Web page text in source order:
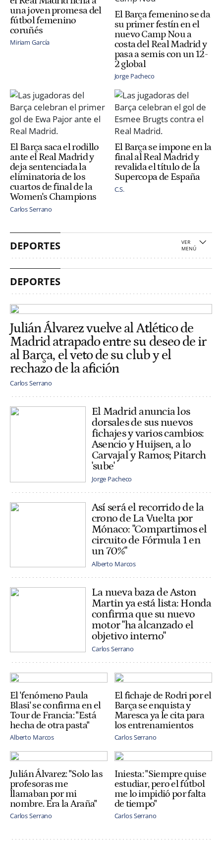
una joven promesa del
fútbol femenino
coruñés
Miriam García
El Barça femenino se da
su primer festín en el
nuevo Camp Nou a
costa del Real Madrid y
pasa a semis con un 12-
2 global
Jorge Pacheco
El Barça saca el rodillo
ante el Real Madrid y
deja sentenciada la
eliminatoria de los
cuartos de final de la
Women's Champions
Carlos Serrano
El Barça se impone en la
final al Real Madrid y
revalida el título de la
Supercopa de España
C.S.
DEPORTES
DEPORTES
Julián Álvarez vuelve al Atlético de
Madrid atrapado entre su deseo de ir
al Barça, el veto de su club y el
rechazo de la afición
Carlos Serrano
El Madrid anuncia los
dorsales de sus nuevos
fichajes y varios cambios:
Asencio y Huijsen, a lo
Carvajal y Ramos; Pitarch
'sube'
Jorge Pacheco
Así será el recorrido de la
crono de La Vuelta por
Mónaco: "Compartimos el
circuito de Fórmula 1 en
un 70%"
Alberto Marcos
La nueva baza de Aston
Martin ya está lista: Honda
confirma que su nuevo
motor "ha alcanzado el
objetivo interno"
Carlos Serrano
El 'fenómeno Paula
Blasi' se confirma en el
Tour de Francia: "Está
hecha de otra pasta"
Alberto Marcos
El fichaje de Rodri por el
Barça se enquista y
Maresca ya le cita para
los entrenamientos
Carlos Serrano
Julián Álvarez: "Solo las
profesoras me
llamaban por mi
nombre. Era la Araña"
Carlos Serrano
Iniesta: "Siempre quise
estudiar, pero el fútbol
me lo impidió por falta
de tiempo"
Carlos Serrano